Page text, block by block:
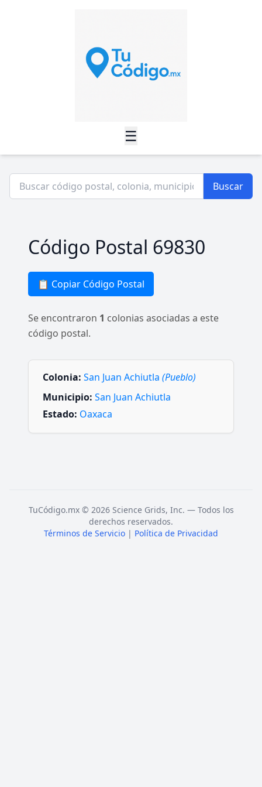
☰
Buscar
Código Postal 69830
📋 Copiar Código Postal
Se encontraron 1 colonias asociadas a este
código postal.
Colonia: San Juan Achiutla (Pueblo)
Municipio: San Juan Achiutla
Estado: Oaxaca
TuCódigo.mx © 2026 Science Grids, Inc. — Todos los
derechos reservados.
Términos de Servicio | Política de Privacidad